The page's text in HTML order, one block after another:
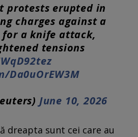
protests erupted in
charges against a
for a knife attack,
tensions
June 10, 2026
dreapta sunt cei care au